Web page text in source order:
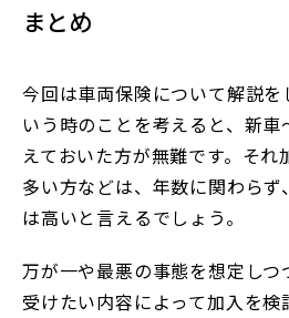
まとめ
今回は車両保険について解説を
いう時のことを考えると、新
えておいた方が無難です。それ
多い方などは、年数に関わら
は高いと言えるでしょう。
万が一や最悪の事態を想定しつ
受けたい内容によって加入を